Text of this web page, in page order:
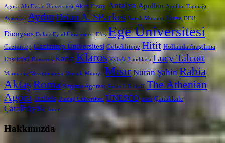
Agora Ahi Evran Üniversitesi Akın Ersoy Antalya Apollon Apollon Tapınağı
Ayasofya AydınBrian A. SParkes British Museum Bursa DEU
Dionysos Dokuz Eylül Üniversitesi Efes Ege Üniversitesi
Gaziantep Gaziantep Üniversitesi Göbeklitepe Hitit Hollanda AraştIrma
Enstİtüsü Homeros Karia Klaros Kybele Laodikeia Lucy Talcott
Marmaray Mezopotamya Mozaik Mumya Mısır Nuran Şahin Rabia
Aktaş Roma Smyrna Agorası Susan I. Rotroff The Athenian
Agora Tralleis Uludağ Üniversitesi UNESCO Zeus Çanakkale
Çatalhöyük İzmir
Hakkımızda